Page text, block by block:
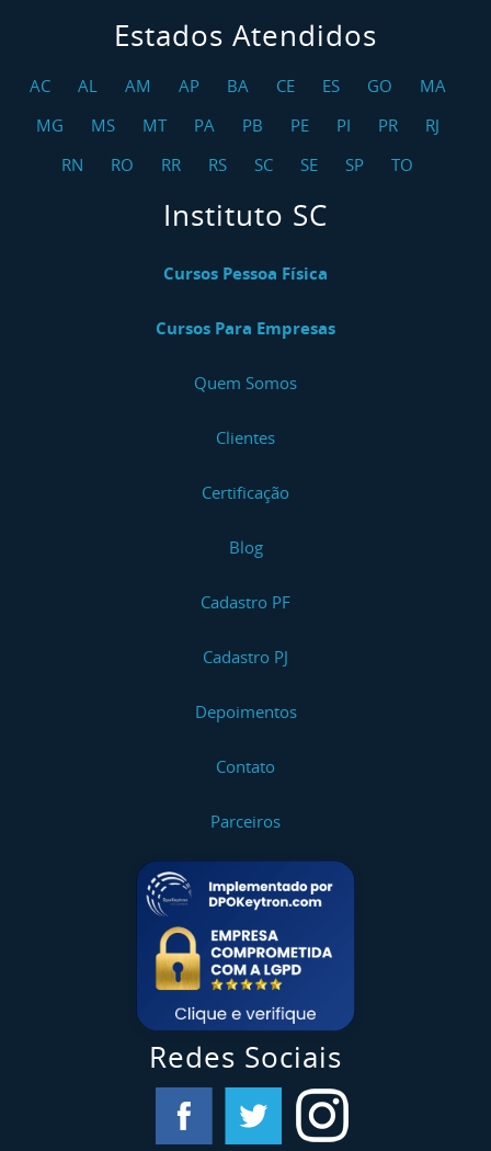
Estados Atendidos
AC AL AM AP BA CE ES GO
MA
MG
MS MT PA PB PE PI PR
RJ
RN
RO RR RS SC SE SP TO
Instituto SC
Cursos Pessoa Física
Cursos Para Empresas
Quem Somos
Clientes
Certificação
Blog
Cadastro PF
Cadastro PJ
Depoimentos
Contato
Parceiros
Redes Sociais